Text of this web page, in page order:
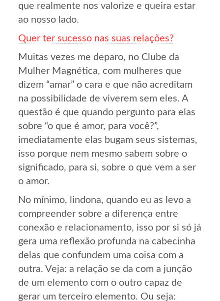
que realmente nos valorize e queira estar
ao nosso lado.
Quer ter sucesso nas suas relações?
Muitas vezes me deparo, no Clube da
Mulher Magnética, com mulheres que
dizem “amar” o cara e que não acreditam
na possibilidade de viverem sem eles. A
questão é que quando pergunto para elas
sobre “o que é amor, para você?”,
imediatamente elas bugam seus sistemas,
isso porque nem mesmo sabem sobre o
significado, para si, sobre o que vem a ser
o amor.
No mínimo, lindona, quando eu as levo a
compreender sobre a diferença entre
conexão e relacionamento, isso por si só já
gera uma reflexão profunda na cabecinha
delas que confundem uma coisa com a
outra. Veja: a relação se da com a junção
de um elemento com o outro capaz de
gerar um terceiro elemento. Ou seja: